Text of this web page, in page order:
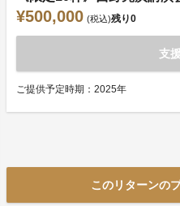
¥500,000 (税込)残り0
支
ご提供予定時期：2025年
このリターンの